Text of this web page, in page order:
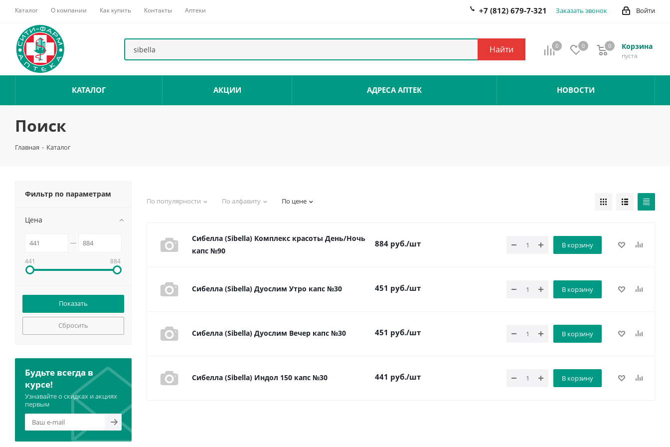
Каталог О компании Как купить Контакты Аптеки Войти
+7 (812) 679-7-321 Заказать звонок
Найти 0 0 Корзина
0
пуста
0
КАТАЛОГ АКЦИИ АДРЕСА АПТЕК НОВОСТИ
Поиск
Главная - Каталог
По популярности По алфавиту По цене
Сибелла (Sibella) Комплекс красоты День/Ночь
капс №90
884 руб./шт В корзину
Сибелла (Sibella) Дуослим Утро капс №30 451 руб./шт В корзину
Сибелла (Sibella) Дуослим Вечер капс №30 451 руб./шт В корзину
Сибелла (Sibella) Индол 150 капс №30 441 руб./шт В корзину
Фильтр по параметрам
Цена
441 884
Сбросить
Будьте всегда в
курсе!
Узнавайте о скидках и акциях
первым